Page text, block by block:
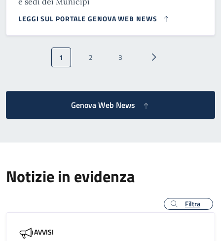
LEGGI SUL PORTALE GENOVA WEB NEWS
Paginazione
Pagina attuale
1 Pagina
2 Pagina
3 Pagina successiva
Genova Web News
Notizie in evidenza
Filtra
AVVISI